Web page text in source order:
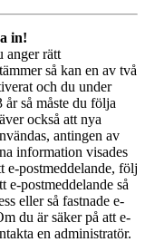
in!
anger rätt
så kan en av två
och du under
så måste du följa
också att nya
antingen av
information visades
e-postmeddelande, följ
e-postmeddelande så
eller så fastnade e-
du är säker på att e-
en administratör.